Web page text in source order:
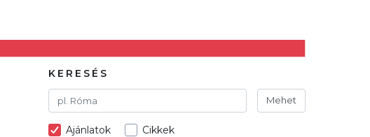
KERESÉS
Mehet
Ajánlatok Cikkek